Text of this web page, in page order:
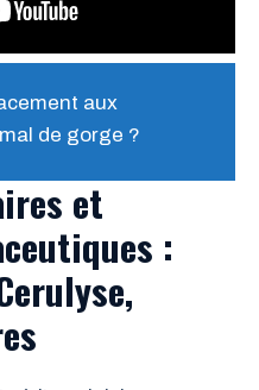
aux
de gorge ?
et
: